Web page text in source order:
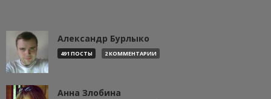
Александр Бурлыко
491 ПОСТЫ 2 КОММЕНТАРИИ
Анна Злобина